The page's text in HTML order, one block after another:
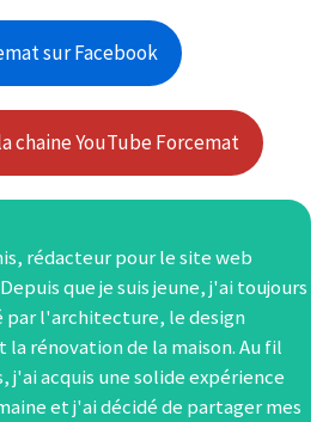
sur Facebook
chaine YouTube Forcemat
rédacteur pour le site web
que je suis jeune, j'ai toujours
par l'architecture, le design
rénovation de la maison. Au fil
j'ai acquis une solide expérience
et j'ai décidé de partager mes